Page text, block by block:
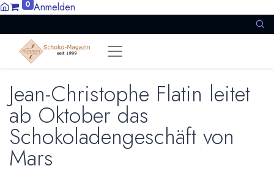
0 Anmelden
Jean-Christophe Flatin leitet
ab Oktober das
Schokoladengeschäft von
Mars